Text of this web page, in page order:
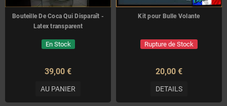
Bouteille De Coca Qui Disparaît -
Latex transparent
En Stock
39,00 €
AU PANIER
Kit pour Bulle Volante
Rupture de Stock
20,00 €
DETAILS